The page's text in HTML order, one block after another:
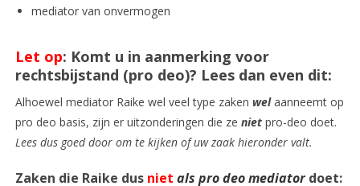
mediator van onvermogen
Let op: Komt u in aanmerking voor
rechtsbijstand (pro deo)? Lees dan even dit:
Alhoewel mediator Raike wel veel type zaken wel aanneemt op
pro deo basis, zijn er uitzonderingen die ze niet pro-deo doet.
Lees dus goed door om te kijken of uw zaak hieronder valt.
Zaken die Raike dus niet als pro deo mediatordoet: